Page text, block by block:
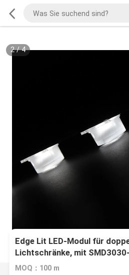
2/4
Edge Lit LED-Modul für
Lichtschränke, mit
2160 Lumen, als Side-li
MOQ：100 m